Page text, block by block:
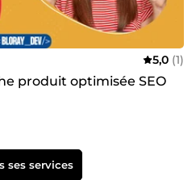
5,0 (1)
produit optimisée SEO
ses services